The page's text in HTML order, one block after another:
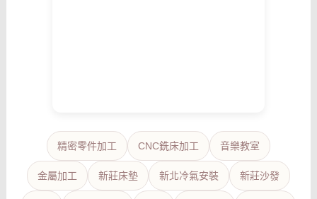
精密零件加工 CNC銑床加工 音樂教室
金屬加工 新莊床墊 新北冷氣安裝 新莊沙發